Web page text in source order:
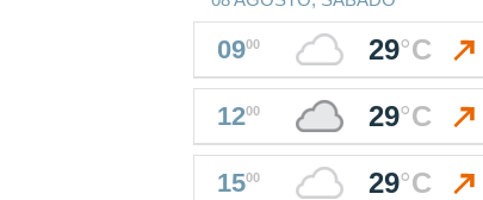
0900 29°C
1200 29°C
1500 29°C